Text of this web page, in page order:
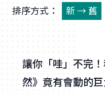
排序方式： 新 → 舊
讓你「哇」不完
然》竟有會動的